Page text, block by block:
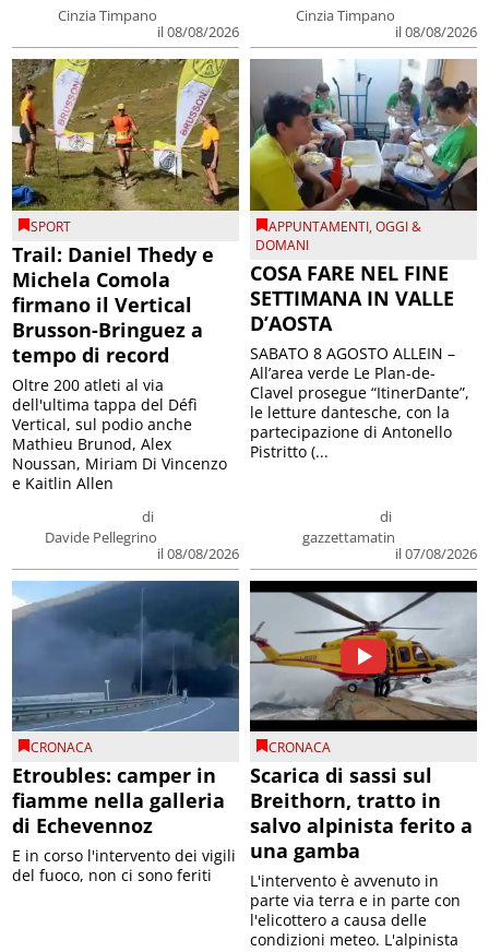
Cinzia Timpano
il 08/08/2026
Cinzia Timpano
il 08/08/2026
SPORT
Trail: Daniel Thedy e
Michela Comola
firmano il Vertical
Brusson-Bringuez a
tempo di record
di
Davide Pellegrino
il 08/08/2026
Oltre 200 atleti al via
dell'ultima tappa del Défì
Vertical, sul podio anche
Mathieu Brunod, Alex
Noussan, Miriam Di Vincenzo
e Kaitlin Allen
APPUNTAMENTI,OGGI &
DOMANI
COSA FARE NEL FINE
SETTIMANA IN VALLE
D’AOSTA
di
gazzettamatin
il 07/08/2026
SABATO 8 AGOSTO ALLEIN –
All’area verde Le Plan-de-
Clavel prosegue “ItinerDante”,
le letture dantesche, con la
partecipazione di Antonello
Pistritto (...
CRONACA
Etroubles: camper in
fiamme nella galleria
di Echevennoz
E in corso l'intervento dei vigili
del fuoco, non ci sono feriti
CRONACA
Scarica di sassi sul
Breithorn, tratto in
salvo alpinista ferito a
una gamba
L'intervento è avvenuto in
parte via terra e in parte con
l'elicottero a causa delle
condizioni meteo. L'alpinista